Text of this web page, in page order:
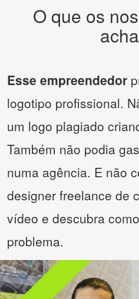
O que os
Esse empreendedor
logotipo profissional.
um logo plagiado
Também não podia
numa agência. E não
designer freelance de
vídeo e descubra
problema.